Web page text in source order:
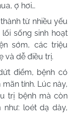
ợ hơi…
từ nhiều yếu
sống sinh hoạt
sớm, các triệu
và dễ điều trị.
điểm, bệnh có
tính. Lúc này,
trị bệnh mà còn
như: loét dạ dày,